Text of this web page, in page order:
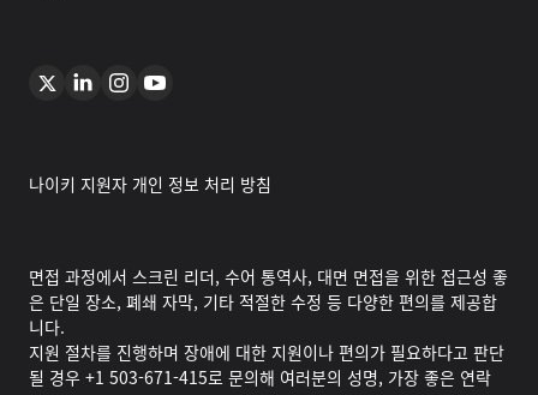
나이키 지원자 개인 정보 처리 방침
면접 과정에서 스크린 리더, 수어 통역사, 대면 면접을 위한 접근성 좋
은 단일 장소, 폐쇄 자막, 기타 적절한 수정 등 다양한 편의를 제공합
니다.
지원 절차를 진행하며 장애에 대한 지원이나 편의가 필요하다고 판단
될 경우 +1 503-671-415로 문의해 여러분의 성명, 가장 좋은 연락